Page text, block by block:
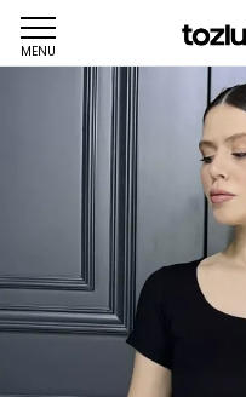
MENU